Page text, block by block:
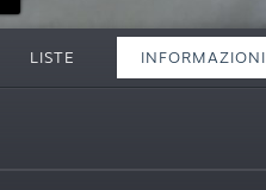
LISTE INFORMAZIONI